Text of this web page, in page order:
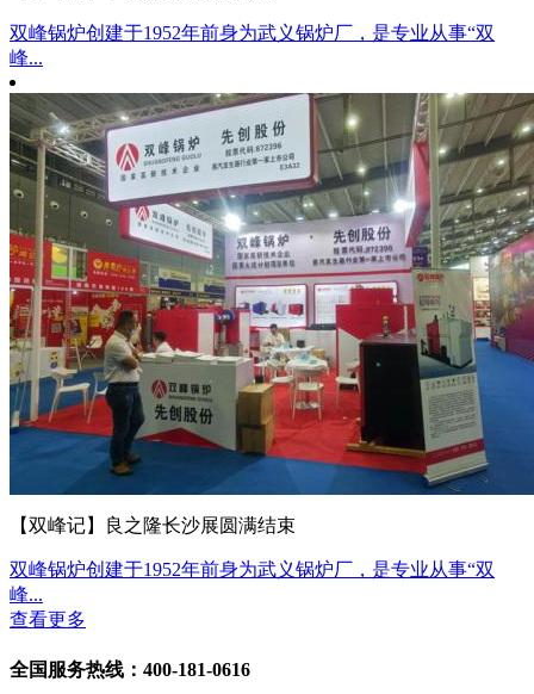
双峰锅炉创建于1952年前身为武义锅炉厂，是专业从事“双
峰...
【双峰记】良之隆长沙展圆满结束
双峰锅炉创建于1952年前身为武义锅炉厂，是专业从事“双
峰...
查看更多
全国服务热线：400-181-0616